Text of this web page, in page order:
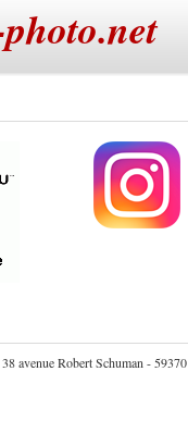
avenue Robert Schuman - 59370